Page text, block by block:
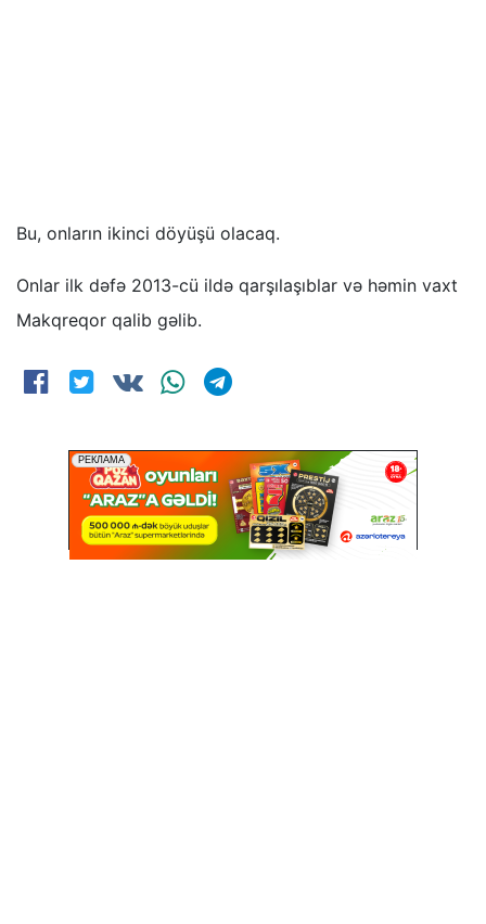
Bu, onların ikinci döyüşü olacaq.
Onlar ilk dəfə 2013-cü ildə qarşılaşıblar və həmin vaxt
Makqreqor qalib gəlib.